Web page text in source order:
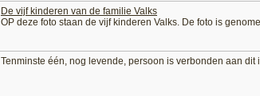
De vijf kinderen van de familie Valks
OP deze foto staan de vijf kinderen Valks. De foto is
Tenminste één, nog levende, persoon is verbonden aan